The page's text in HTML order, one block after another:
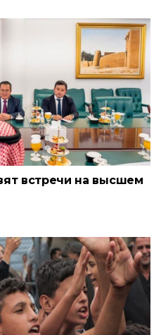
встречи на высшем